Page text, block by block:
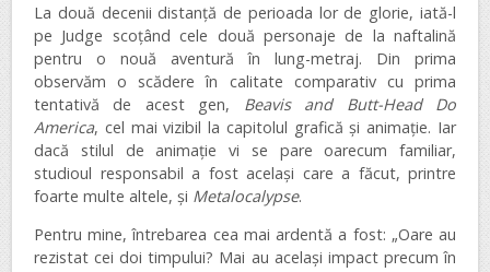
La două decenii distanță de perioada lor de glorie, iată-l
pe Judge scoțând cele două personaje de la naftalină
pentru o nouă aventură în lung-metraj. Din prima
observăm o scădere în calitate comparativ cu prima
tentativă de acest gen, Beavis and Butt-Head Do
America, cel mai vizibil la capitolul grafică și animație. Iar
dacă stilul de animație vi se pare oarecum familiar,
studioul responsabil a fost același care a făcut, printre
foarte multe altele, și Metalocalypse.
Pentru mine, întrebarea cea mai ardentă a fost: „Oare au
rezistat cei doi timpului? Mai au același impact precum în